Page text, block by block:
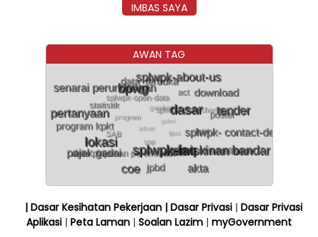
IMBAS SAYA
AWAN TAG
| Dasar Kesihatan Pekerjaan | Dasar Privasi| Dasar Privasi
Aplikasi | Peta Laman | Soalan Lazim | myGovernment